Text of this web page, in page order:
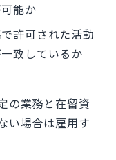
能か
許可された活動
致しているか
の業務と在留資
い場合は雇用す